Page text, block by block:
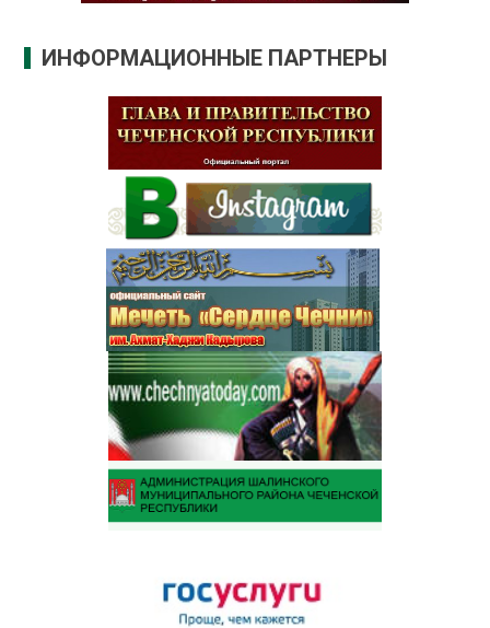
ИНФОРМАЦИОННЫЕ ПАРТНЕРЫ